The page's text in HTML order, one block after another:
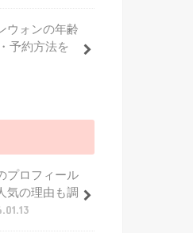
ウォンの年齢
予約方法を
プロフィール
気の理由も調